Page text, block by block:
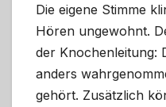
Die eigene Stimme
Hören ungewohnt.
der Knochenleitung:
anders
gehört. Zusätzlich